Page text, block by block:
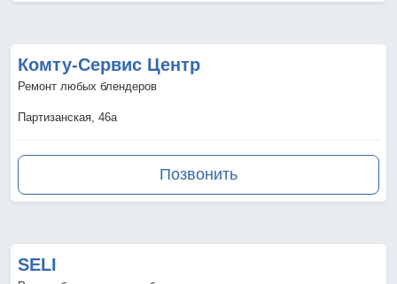
Комту-Сервис Центр
Ремонт любых блендеров
Партизанская, 46а
Позвонить
SELI